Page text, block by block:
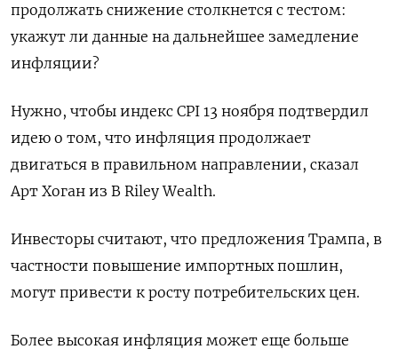
продолжать снижение столкнется с тестом:
укажут ли данные на дальнейшее замедление
инфляции?
Нужно, чтобы индекс CPI 13 ноября подтвердил
идею о том, что инфляция продолжает
двигаться в правильном направлении, сказал
Арт Хоган из B Riley Wealth.
Инвесторы считают, что предложения Трампа, в
частности повышение импортных пошлин,
могут привести к росту потребительских цен.
Более высокая инфляция может еще больше